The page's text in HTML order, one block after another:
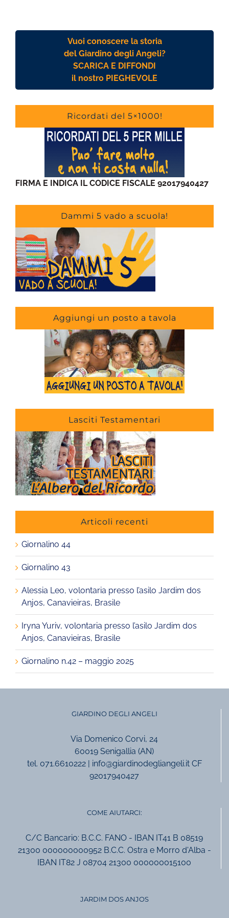
Vuoi conoscere la storia
del Giardino degli Angeli?
SCARICA E DIFFONDI
il nostro PIEGHEVOLE
Ricordati del 5×1000!
FIRMA E INDICA IL CODICE FISCALE 92017940427
Dammi 5 vado a scuola!
Aggiungi un posto a tavola
Lasciti Testamentari
Articoli recenti
Giornalino 44
Giornalino 43
Alessia Leo, volontaria presso l’asilo Jardim dos
Anjos, Canavieiras, Brasile
Iryna Yuriv, volontaria presso l’asilo Jardim dos
Anjos, Canavieiras, Brasile
Giornalino n.42 – maggio 2025
GIARDINO DEGLI ANGELI
Via Domenico Corvi, 24
60019 Senigallia (AN)
tel. 071.6610222 | info@giardinodegliangeli.it CF
92017940427
COME AIUTARCI:
C/C Bancario: B.C.C. FANO - IBAN IT41 B 08519
21300 000000000952 B.C.C. Ostra e Morro d'Alba -
IBAN IT82 J 08704 21300 000000015100
JARDIM DOS ANJOS